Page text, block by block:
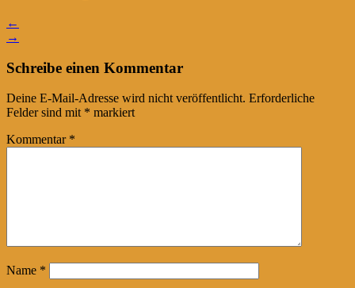
←
→
Schreibe einen Kommentar
Deine E-Mail-Adresse wird nicht veröffentlicht. Erforderliche
Felder sind mit * markiert
Kommentar *
Name *